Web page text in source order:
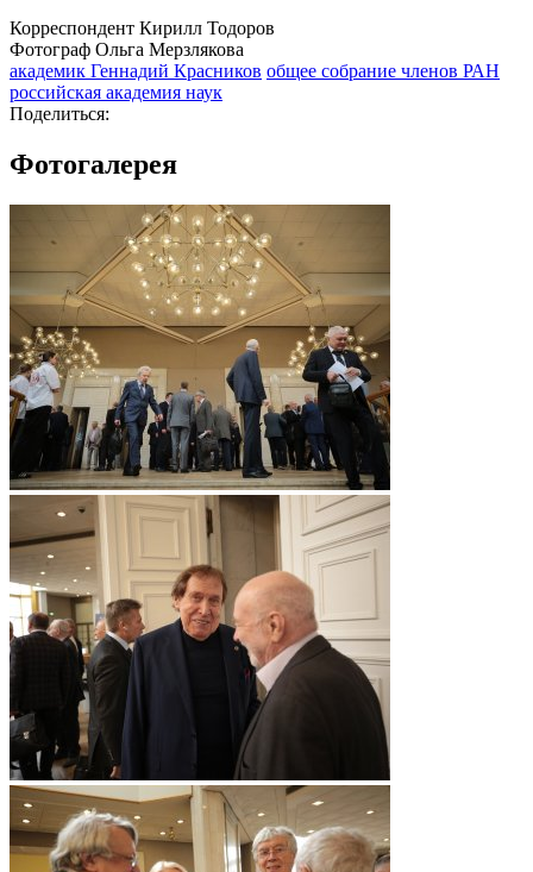
Корреспондент Кирилл Тодоров
Фотограф Ольга Мерзлякова
академик Геннадий Красников общее собрание членов РАН
российская академия наук
Поделиться:
Фотогалерея